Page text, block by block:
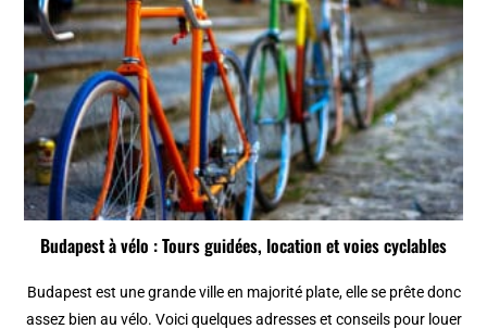
Budapest à vélo : Tours guidées, location et voies cyclables
Budapest est une grande ville en majorité plate, elle se prête donc
assez bien au vélo. Voici quelques adresses et conseils pour louer